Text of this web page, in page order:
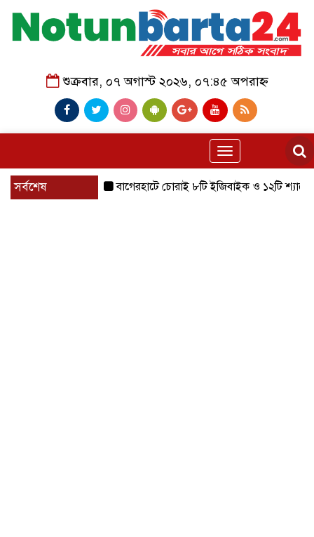
শুক্রবার, ০৭ অগাস্ট ২০২৬, ০৭:৪৫ অপরাহ্ন
Toggle
navigation
সর্বশেষ বাগেরহাটে চোরাই ৮টি ইজিবাইক ও ১২টি শ্যালোমেশিন